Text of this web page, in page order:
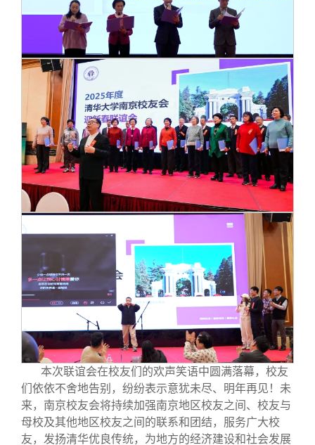
本次联谊会在校友们的欢声笑语中圆满落幕，校友
们依依不舍地告别，纷纷表示意犹未尽、明年再见！未
来，南京校友会将持续加强南京地区校友之间、校友与
母校及其他地区校友之间的联系和团结，服务广大校
友，发扬清华优良传统，为地方的经济建设和社会发展